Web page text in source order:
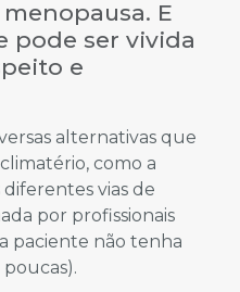
E
pode ser vivida
e
alternativas que
como a
vias de
por profissionais
paciente não tenha